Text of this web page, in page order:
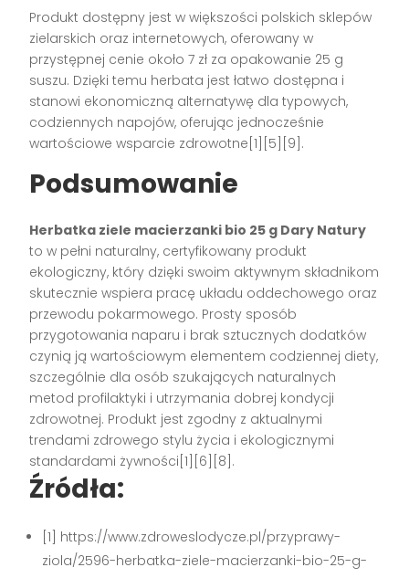
Produkt dostępny jest w większości polskich sklepów
zielarskich oraz internetowych, oferowany w
przystępnej cenie około 7 zł za opakowanie 25 g
suszu. Dzięki temu herbata jest łatwo dostępna i
stanowi ekonomiczną alternatywę dla typowych,
codziennych napojów, oferując jednocześnie
wartościowe wsparcie zdrowotne[1][5][9].
Podsumowanie
Herbatka ziele macierzanki bio 25 g Dary Natury
to w pełni naturalny, certyfikowany produkt
ekologiczny, który dzięki swoim aktywnym składnikom
skutecznie wspiera pracę układu oddechowego oraz
przewodu pokarmowego. Prosty sposób
przygotowania naparu i brak sztucznych dodatków
czynią ją wartościowym elementem codziennej diety,
szczególnie dla osób szukających naturalnych
metod profilaktyki i utrzymania dobrej kondycji
zdrowotnej. Produkt jest zgodny z aktualnymi
trendami zdrowego stylu życia i ekologicznymi
standardami żywności[1][6][8].
Źródła:
[1] https://www.zdroweslodycze.pl/przyprawy-
ziola/2596-herbatka-ziele-macierzanki-bio-25-g-